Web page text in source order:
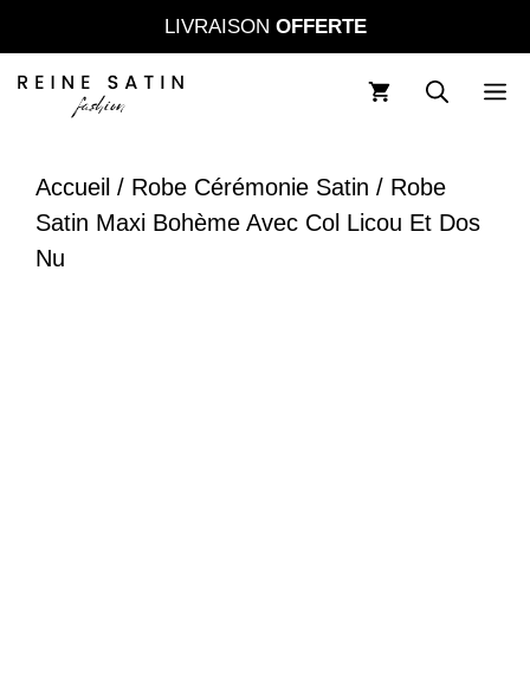
au
contenu
LIVRAISON OFFERTE
Accueil / Robe Cérémonie Satin / Robe
Satin Maxi Bohème Avec Col Licou Et Dos
Nu